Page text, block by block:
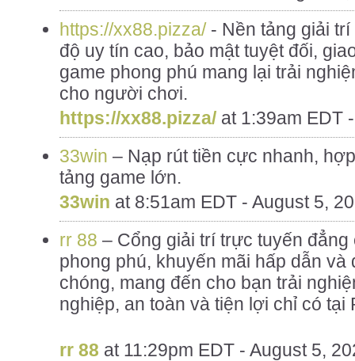
https://xx88.pizza/- Nền tảng giải
độ uy tín cao, bảo mật tuyệt đối,
game phong phú mang lại trải
cho người chơi.
https://xx88.pizza/ at 1:39am EDT
33win – Nạp rút tiền cực nhanh,
tảng game lớn.
33win at 8:51am EDT - August 5,
rr 88 – Cổng giải trí trực tuyến
phong phú, khuyến mãi hấp dẫn và
chóng, mang đến cho bạn trải
nghiệp, an toàn và tiện lợi chỉ có tại
rr 88 at 11:29pm EDT - August 5,